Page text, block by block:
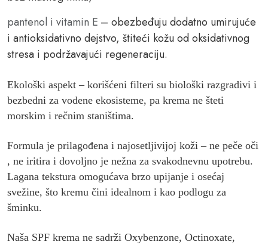
pantenol i vitamin E – obezbeđuju dodatno umirujuće
i antioksidativno dejstvo, štiteći kožu od oksidativnog
stresa i podržavajući regeneraciju.
Ekološki aspekt – korišćeni filteri su biološki razgradivi i
bezbedni za vodene ekosisteme, pa krema ne šteti
morskim i rečnim staništima.
Formula je prilagođena i najosetljivijoj koži – ne peče oči
, ne iritira i dovoljno je nežna za svakodnevnu upotrebu.
Lagana tekstura omogućava brzo upijanje i osećaj
svežine, što kremu čini idealnom i kao podlogu za
šminku.
Naša SPF krema ne sadrži Oxybenzone, Octinoxate,